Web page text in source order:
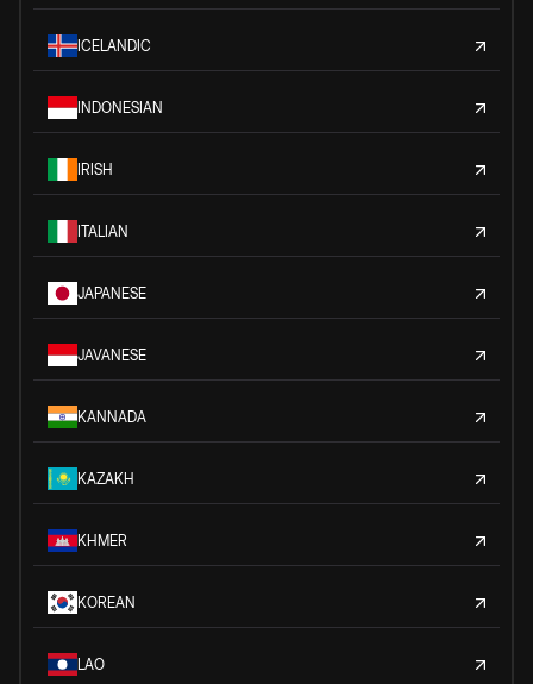
ICELANDIC
INDONESIAN
IRISH
ITALIAN
JAPANESE
JAVANESE
KANNADA
KAZAKH
KHMER
KOREAN
LAO